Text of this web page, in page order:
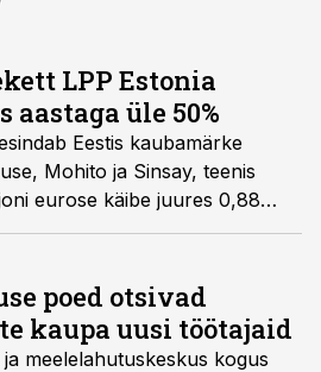
LPP Estonia
aastaga üle 50%
Eestis kaubamärke
Mohito ja Sinsay, teenis
eurose käibe juures 0,88
poed otsivad
kaupa uusi töötajaid
meelelahutuskeskus kogus